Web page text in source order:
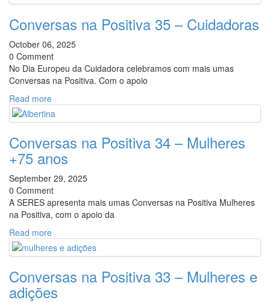
Conversas na Positiva 35 – Cuidadoras
October 06, 2025
0 Comment
No Dia Europeu da Cuidadora celebramos com mais umas
Conversas na Positiva. Com o apoio
Read more
Conversas na Positiva 34 – Mulheres
+75 anos
September 29, 2025
0 Comment
A SERES apresenta mais umas Conversas na Positiva Mulheres
na Positiva, com o apoio da
Read more
Conversas na Positiva 33 – Mulheres e
adições